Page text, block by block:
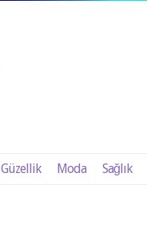
Güzellik Moda Sağlık